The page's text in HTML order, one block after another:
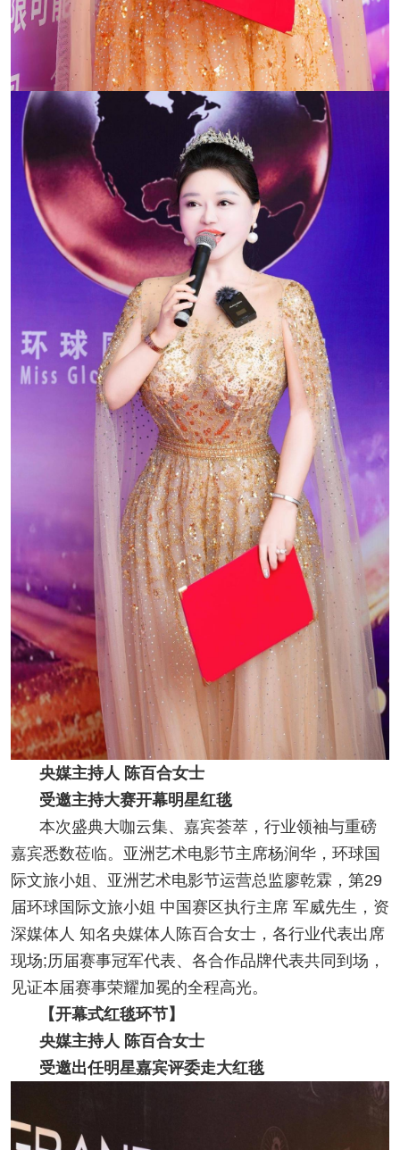
央媒主持人 陈百合女士
受邀主持大赛开幕明星红毯
本次盛典大咖云集、嘉宾荟萃，行业领袖与重磅
嘉宾悉数莅临。亚洲艺术电影节主席杨涧华，环球国
际文旅小姐、亚洲艺术电影节运营总监廖乾霖，第29
届环球国际文旅小姐 中国赛区执行主席 军威先生，资
深媒体人 知名央媒体人陈百合女士，各行业代表出席
现场;历届赛事冠军代表、各合作品牌代表共同到场，
见证本届赛事荣耀加冕的全程高光。
【开幕式红毯环节】
央媒主持人 陈百合女士
受邀出任明星嘉宾评委走大红毯